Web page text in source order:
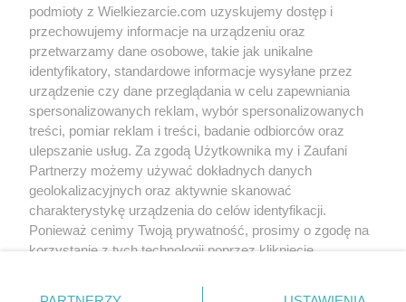
sokokoktajl Dla dzieci
4.5k 0 0
Patryk.
Koktajl panama Dla
dzieci
6.2k
Patryk.
więcej
Since:
2004-07-24
Status:
active (offline)
Wypowiedzi na forum:
9
Wystawione komentarze:
4
Otrzymane komentarze:
7
Treści polecane:0
podmioty z Wielkiezarcie.com uzyskujemy dostęp i
przechowujemy informacje na urządzeniu oraz
przetwarzamy dane osobowe, takie jak unikalne
identyfikatory, standardowe informacje wysyłane przez
urządzenie czy dane przeglądania w celu zapewniania
spersonalizowanych reklam, wybór spersonalizowanych
treści, pomiar reklam i treści, badanie odbiorców oraz
ulepszanie usług. Za zgodą Użytkownika my i Zaufani
Partnerzy możemy używać dokładnych danych
geolokalizacyjnych oraz aktywnie skanować
charakterystykę urządzenia do celów identyfikacji.
Ponieważ cenimy Twoją prywatność, prosimy o zgodę na
korzystanie z tych technologii poprzez kliknięcie
zmienić/wycofać klikając przycisk ustawień prywatności